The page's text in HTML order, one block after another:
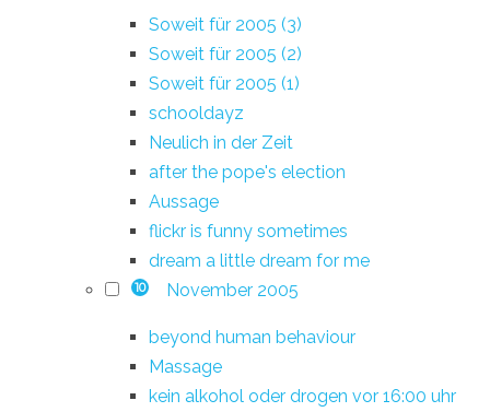
Soweit für 2005 (3)
Soweit für 2005 (2)
Soweit für 2005 (1)
schooldayz
Neulich in der Zeit
after the pope's election
Aussage
flickr is funny sometimes
dream a little dream for me
10 November 2005
beyond human behaviour
Massage
kein alkohol oder drogen vor 16:00 uhr